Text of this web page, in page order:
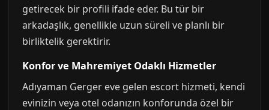
getirecek bir profili ifade eder. Bu tür bir
arkadaşlık, genellikle uzun süreli ve planlı bir
birliktelik gerektirir.
Konfor ve Mahremiyet Odaklı Hizmetler
Adıyaman Gerger eve gelen escort hizmeti, kendi
evinizin veya otel odanızın konforunda özel bir